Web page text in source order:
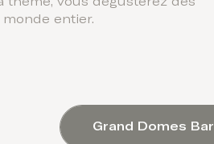
entier.
Grand Domes Bar